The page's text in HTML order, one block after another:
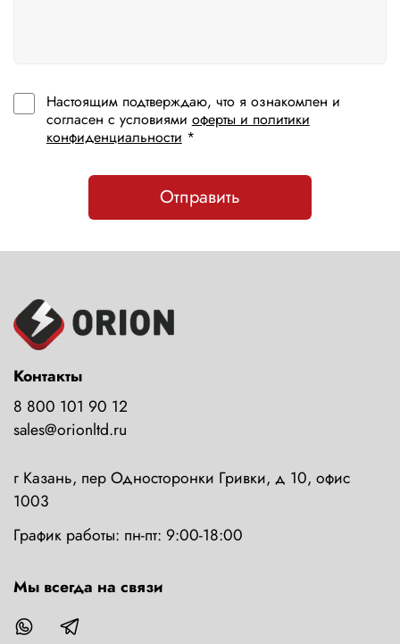
Настоящим подтверждаю, что я ознакомлен и
согласен с условиями оферты и политики
конфиденциальности *
Отправить
Контакты
8 800 101 90 12
sales@orionltd.ru
г Казань, пер Односторонки Гривки, д 10, офис
1003
График работы: пн-пт: 9:00-18:00
Мы всегда на связи